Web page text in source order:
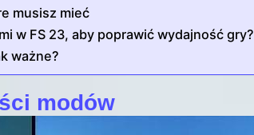
musisz mieć
w FS 23, aby poprawić wydajność gry?
ważne?
modów